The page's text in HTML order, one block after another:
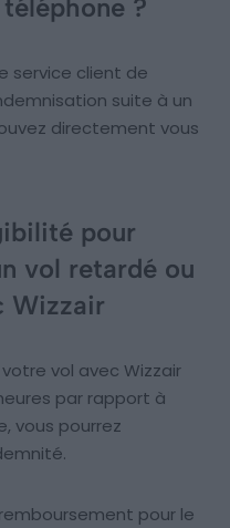
?
service client de
suite à un
directement vous
pour
vol retardé ou
Wizzair
vol avec Wizzair
par rapport à
vous pourrez
pour le